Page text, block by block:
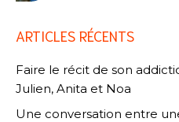
ARTICLES RÉCENTS
Faire le récit de son
Julien, Anita et Noa
Une conversation entre